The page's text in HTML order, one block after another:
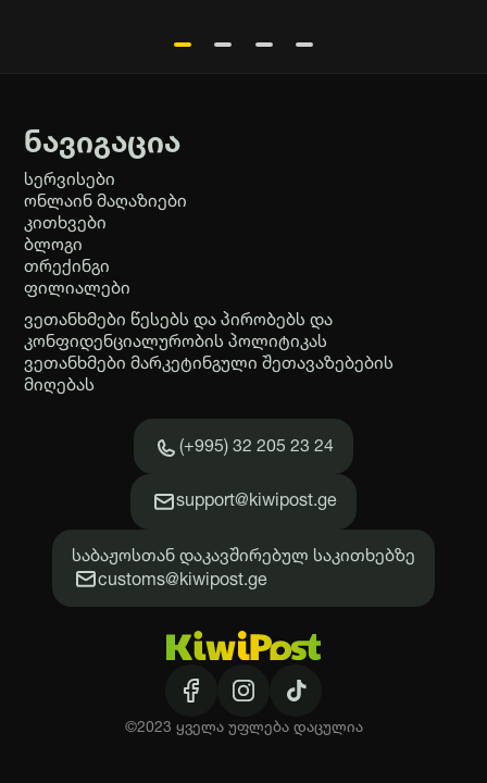
©2023 ყველა უფლება დაცულია
ნავიგაცია
სერვისები
ონლაინ მაღაზიები
კითხვები
ბლოგი
თრექინგი
ფილიალები
ვეთანხმები წესებს და პირობებს და
კონფიდენციალურობის პოლიტიკას
ვეთანხმები მარკეტინგული შეთავაზებების
მიღებას
(+995) 32 205 23 24
support@kiwipost.ge
საბაჟოსთან დაკავშირებულ საკითხებზე
customs@kiwipost.ge